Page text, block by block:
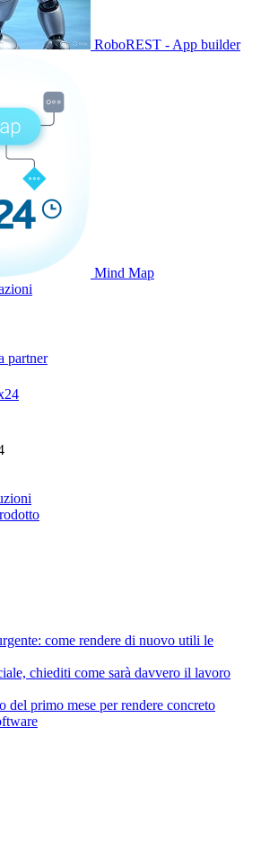
RoboREST - App builder
Mind Map
partner
come rendere di nuovo utili le
chiediti come sarà davvero il lavoro
del primo mese per rendere concreto